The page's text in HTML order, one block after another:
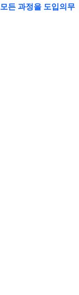
모든 과정을 도입의무